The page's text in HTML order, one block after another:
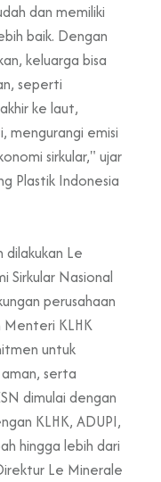
dan memiliki
baik. Dengan
keluarga bisa
seperti
ke laut,
mengurangi emisi
sirkular," ujar
Plastik Indonesia
dilakukan Le
Sirkular Nasional
perusahaan
KLHK
untuk
serta
dimulai dengan
KLHK, ADUPI,
hingga lebih dari
Le Minerale